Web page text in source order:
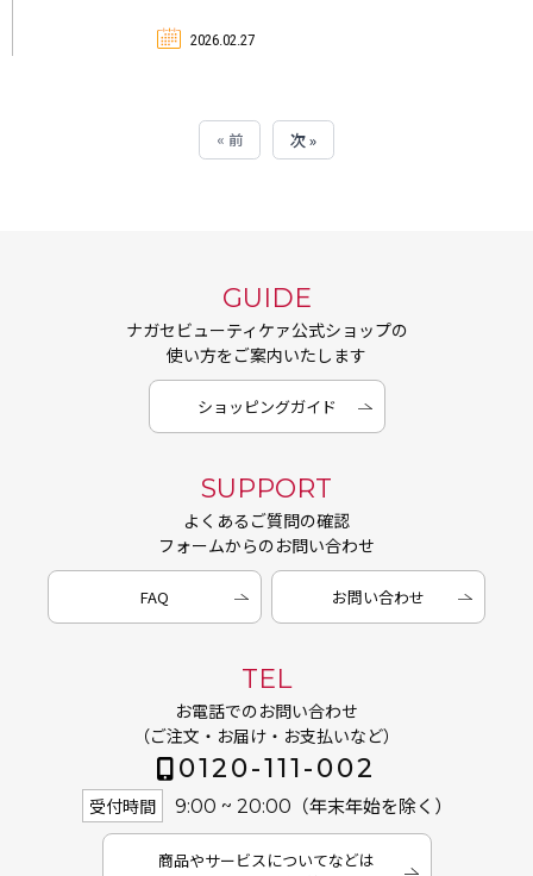
2026.02.27
« 前 次 »
GUIDE
ナガセビューティケァ公式ショップの
使い方をご案内いたします
ショッピングガイド
SUPPORT
よくあるご質問の確認
フォームからのお問い合わせ
FAQ お問い合わせ
TEL
お電話でのお問い合わせ
（ご注文・お届け・お支払いなど）
0120-111-002
受付時間 9:00 ~ 20:00 （年末年始を除く）
商品やサービスについてなどは